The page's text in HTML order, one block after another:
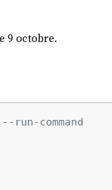
9 octobre.
command